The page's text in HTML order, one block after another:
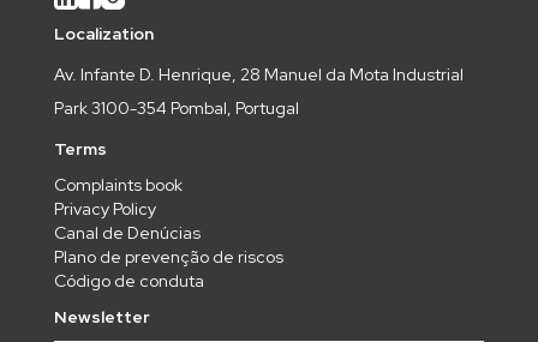
Localization
Av. Infante D. Henrique, 28 Manuel da Mota Industrial
Park 3100-354 Pombal, Portugal
Terms
Complaints book
Privacy Policy
Canal de Denúcias
Plano de prevenção de riscos
Código de conduta
Newsletter